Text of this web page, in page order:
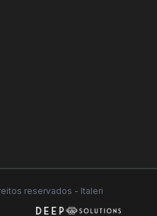
reservados - Italeri